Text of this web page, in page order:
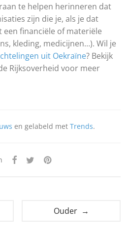
te helpen herinneren dat
zijn die je, als je dat
financiële of materiële
kleding, medicijnen…). Wil je
uit Oekraïne? Bekijk
Rijksoverheid voor meer
en gelabeld met Trends.
Ouder →